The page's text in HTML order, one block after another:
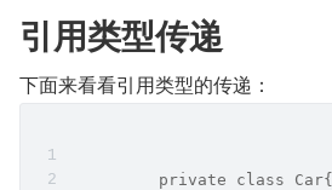
引用类型传递
下面来看看引用类型的传递：
	 private class Car{